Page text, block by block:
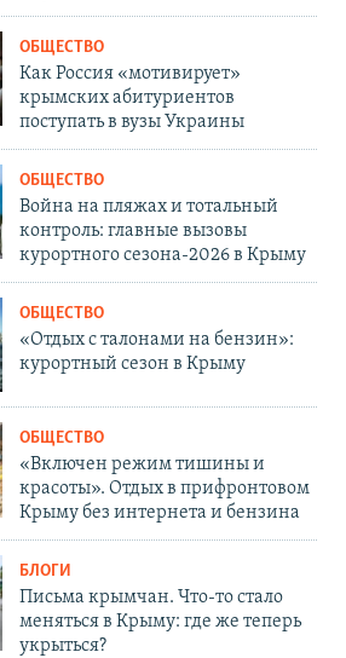
ОБЩЕСТВО
Как Россия «мотивирует»
крымских абитуриентов
поступать в вузы Украины
ОБЩЕСТВО
Война на пляжах и тотальный
контроль: главные вызовы
курортного сезона-2026 в Крыму
ОБЩЕСТВО
«Отдых с талонами на бензин»:
курортный сезон в Крыму
ОБЩЕСТВО
«Включен режим тишины и
красоты». Отдых в прифронтовом
Крыму без интернета и бензина
БЛОГИ
Письма крымчан. Что-то стало
меняться в Крыму: где же теперь
укрыться?